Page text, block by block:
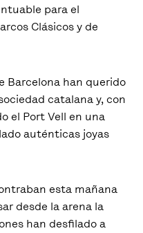
para el
Clásicos y de
Barcelona han querido
catalana y, con
el Port Vell en una
auténticas joyas
esta mañana
desde la arena la
han desfilado a